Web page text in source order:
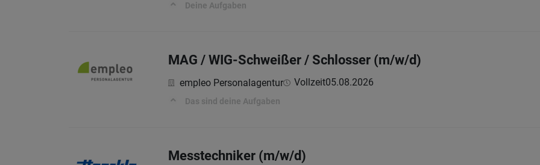
Deine Aufgaben
MAG / WIG-Schweißer / Schlosser (m/w/d)
empleo Personalagentur Vollzeit05.08.2026
Das sind deine Aufgaben
Messtechniker (m/w/d)